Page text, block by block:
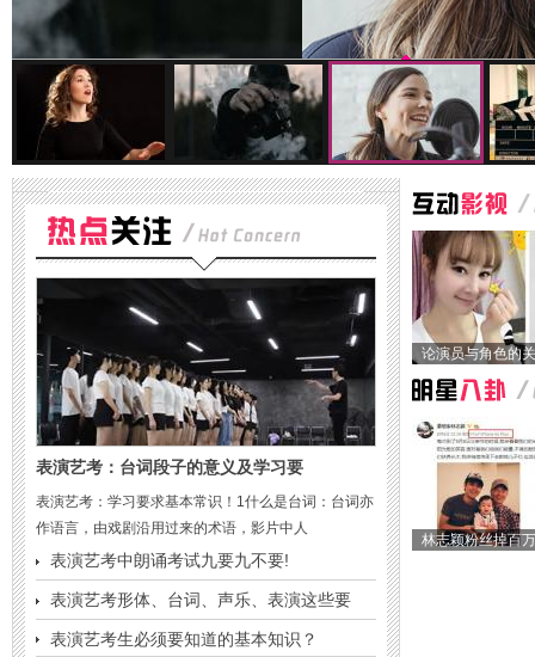
表演艺考：台词段子的意义及学习要
表演艺考：学习要求基本常识！1什么是台词：台词亦
作语言，由戏剧沿用过来的术语，影片中人
表演艺考中朗诵考试九要九不要!
表演艺考形体、台词、声乐、表演这些要
表演艺考生必须要知道的基本知识？
论演员与角色的关
林志颖粉丝掉百万